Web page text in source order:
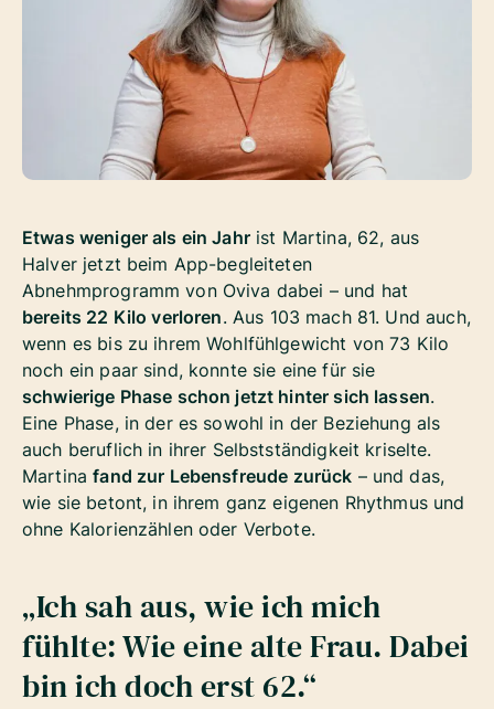
Etwas weniger als ein Jahrist Martina, 62, aus
Halver jetzt beim App-begleiteten
Abnehmprogramm von Oviva dabei – und hat
bereits 22 Kilo verloren. Aus 103 mach 81. Und auch,
wenn es bis zu ihrem Wohlfühlgewicht von 73 Kilo
noch ein paar sind, konnte sie eine für sie
schwierige Phase schon jetzt hinter sich lassen.
Eine Phase, in der es sowohl in der Beziehung als
auch beruflich in ihrer Selbstständigkeit kriselte.
Martinafand zur Lebensfreude zurück – und das,
wie sie betont, in ihrem ganz eigenen Rhythmus und
ohne Kalorienzählen oder Verbote.
„Ich sah aus, wie ich mich
fühlte: Wie eine alte Frau. Dabei
bin ich doch erst 62.“